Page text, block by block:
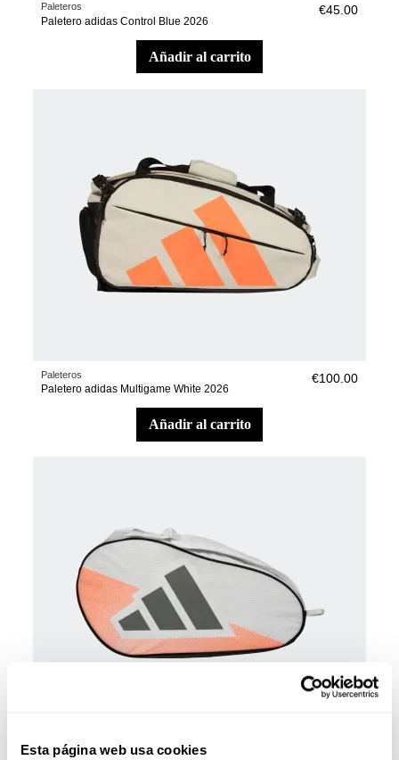
Esta página web usa cookies
Paleteros
Paletero adidas Control Blue 2026
€45.00
añadir al carrito
Paleteros
Paletero adidas Multigame White 2026
€100.00
añadir al carrito
Paleteros
Paletero adidas Control White 2026